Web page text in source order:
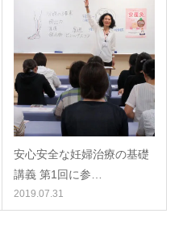
安心安全な妊婦治療の基礎
講義 第1回に参…
2019.07.31